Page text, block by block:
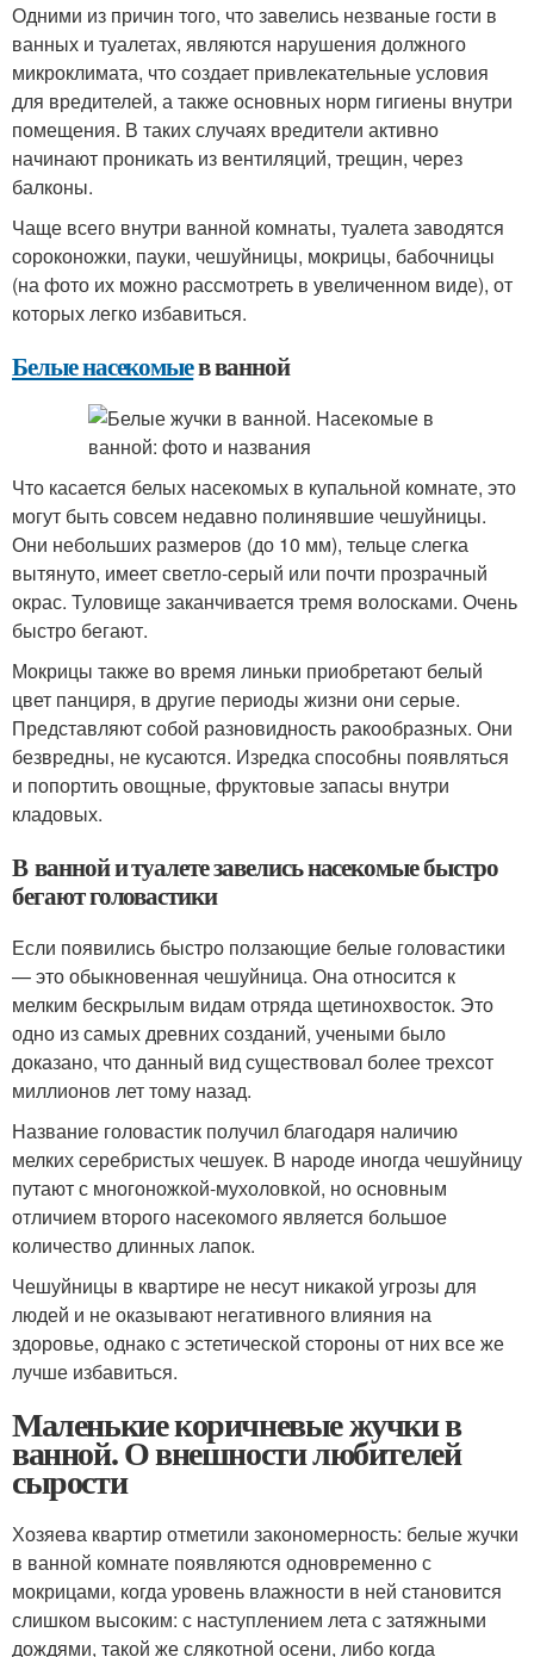
Одними из причин того, что завелись незваные гости в
ванных и туалетах, являются нарушения должного
микроклимата, что создает привлекательные условия
для вредителей, а также основных норм гигиены внутри
помещения. В таких случаях вредители активно
начинают проникать из вентиляций, трещин, через
балконы.
Чаще всего внутри ванной комнаты, туалета заводятся
сороконожки, пауки, чешуйницы, мокрицы, бабочницы
(на фото их можно рассмотреть в увеличенном виде), от
которых легко избавиться.
Белые насекомыев ванной
Что касается белых насекомых в купальной комнате, это
могут быть совсем недавно полинявшие чешуйницы.
Они небольших размеров (до 10 мм), тельце слегка
вытянуто, имеет светло-серый или почти прозрачный
окрас. Туловище заканчивается тремя волосками. Очень
быстро бегают.
Мокрицы также во время линьки приобретают белый
цвет панциря, в другие периоды жизни они серые.
Представляют собой разновидность ракообразных. Они
безвредны, не кусаются. Изредка способны появляться
и попортить овощные, фруктовые запасы внутри
кладовых.
В ванной и туалете завелись насекомые быстро
бегают головастики
Если появились быстро ползающие белые головастики
— это обыкновенная чешуйница. Она относится к
мелким бескрылым видам отряда щетинохвосток. Это
одно из самых древних созданий, учеными было
доказано, что данный вид существовал более трехсот
миллионов лет тому назад.
Название головастик получил благодаря наличию
мелких серебристых чешуек. В народе иногда чешуйницу
путают с многоножкой-мухоловкой, но основным
отличием второго насекомого является большое
количество длинных лапок.
Чешуйницы в квартире не несут никакой угрозы для
людей и не оказывают негативного влияния на
здоровье, однако с эстетической стороны от них все же
лучше избавиться.
Маленькие коричневые жучки в
ванной. О внешности любителей
сырости
Хозяева квартир отметили закономерность: белые жучки
в ванной комнате появляются одновременно с
мокрицами, когда уровень влажности в ней становится
слишком высоким: с наступлением лета с затяжными
дождями, такой же слякотной осени, либо когда